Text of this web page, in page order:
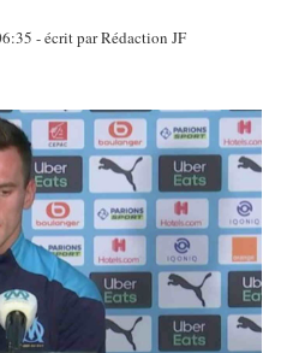
- écrit par Rédaction JF